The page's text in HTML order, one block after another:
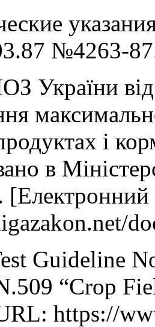
№4263-
України
і
в
Guideline
“Crop
https://